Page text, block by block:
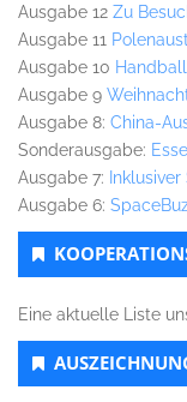
Ausgabe 12 Zu
Ausgabe 11
Ausgabe 10
Ausgabe 9
Ausgabe 8: China-
Sonderausgabe:
Ausgabe 7:
Ausgabe 6:
Eine aktuelle Liste